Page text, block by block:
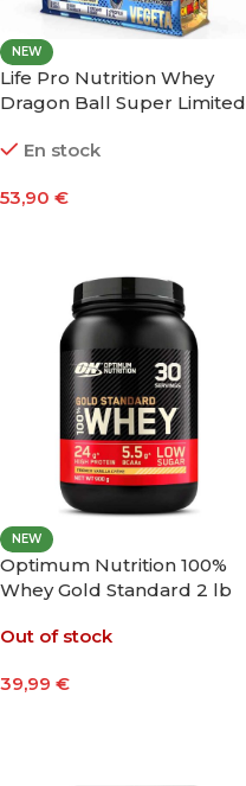
NEW
Life Pro Nutrition Whey
Dragon Ball Super Limited
En stock
53,90 €
NEW
Optimum Nutrition 100%
Whey Gold Standard 2 lb
Out of stock
39,99 €